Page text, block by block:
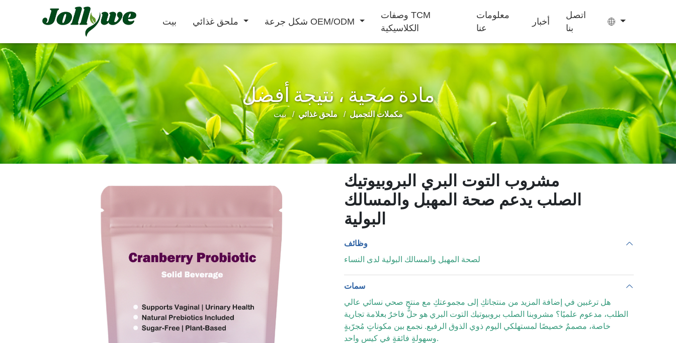
بيت شكل جرعة OEM/ODM
وصفات TCM
الكلاسيكية
معلومات
عنا
أخبار
اتصل
بنا
تخفيف الإمساك
لإنقاص الوزن
مكملات التجميل تحسين المناعة تعزيز الذكور
المحافظة على
القلب والأوعية
الدموية
تحسين النوم
مكملات غذائية
للأطفال لزيادة
الوزن
كعكة إيجيو
حبوب كبسولات مشروب بودرة مشروب سائل أكياس الشاي حلوى الجيلي
مادة صحية ، نتيجة أفضل
بيت ملحق غذائي مكملات التجميل
مشروب التوت البري البروبيوتيك
الصلب يدعم صحة المهبل والمسالك
البولية
وظائف
لصحة المهبل والمسالك البولية لدى النساء
سمات
هل ترغبين في إضافة المزيد من منتجاتكِ إلى مجموعتكِ مع منتج صحي نسائي عالي
الطلب، مدعوم علميًا؟ مشروبنا الصلب بروبيوتيك التوت البري هو حلٌّ فاخرٌ بعلامة تجارية
خاصة، مصممٌ خصيصًا لمستهلكي اليوم ذوي الذوق الرفيع. نجمع بين مكوناتٍ مُجرّبةٍ
وسهولةٍ فائقةٍ في كيسٍ واحد.